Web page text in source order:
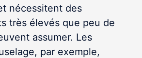
nécessitent des
très élevés que peu de
assumer. Les
par exemple,